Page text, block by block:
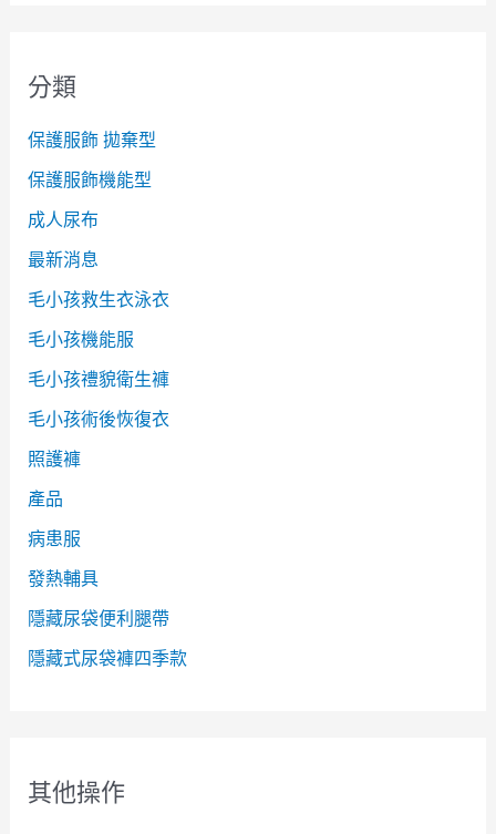
分類
保護服飾 拋棄型
保護服飾機能型
成人尿布
最新消息
毛小孩救生衣泳衣
毛小孩機能服
毛小孩禮貌衛生褲
毛小孩術後恢復衣
照護褲
產品
病患服
發熱輔具
隱藏尿袋便利腿帶
隱藏式尿袋褲四季款
其他操作